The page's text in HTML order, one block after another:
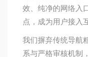
效、纯净的网络入
点，成为用户接入
我们摒弃传统导航
系与严格审核机制